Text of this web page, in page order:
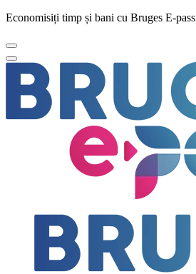
Economisiți timp și bani cu Bruges E-pass